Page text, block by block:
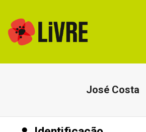
José Costa